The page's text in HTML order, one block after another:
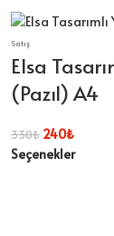
Satış
Elsa
(Pazıl) A4
330₺ 240₺
Seçenekler